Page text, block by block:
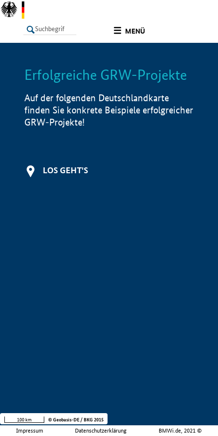
MENÜ
LISTE Info
Erfolgreiche GRW-Projekte
Auf der folgenden Deutschlandkarte
finden Sie konkrete Beispiele erfolgreicher
GRW-Projekte!
LOS GEHT'S
Impressum Datenschutzerklärung BMWi.de, 2021 ©
100 km © Geobasis-DE / BKG 2015